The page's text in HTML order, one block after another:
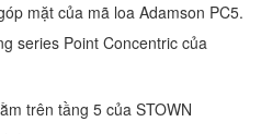
mặt của mã loa Adamson PC5.
series Point Concentric của
trên tầng 5 của STOWN